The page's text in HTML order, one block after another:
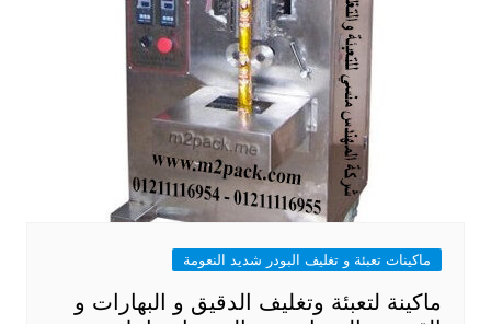
ماكينات تعبئة و تغليف البودر شديد النعومة
ماكينة لتعبئة وتغليف الدقيق و البهارات و